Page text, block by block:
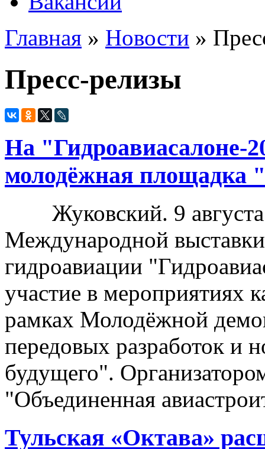
Вы здесь
Главная » Новости »
Пресс-релизы
На "Гидроавиасалоне-
молодёжная площадка
Жуковский. 9 августа
Международной
гидроавиации
участие в мероприятиях
рамках Молодёжной
передовых разработок и
будущего".
"Объединенная
Тульская «Октава»